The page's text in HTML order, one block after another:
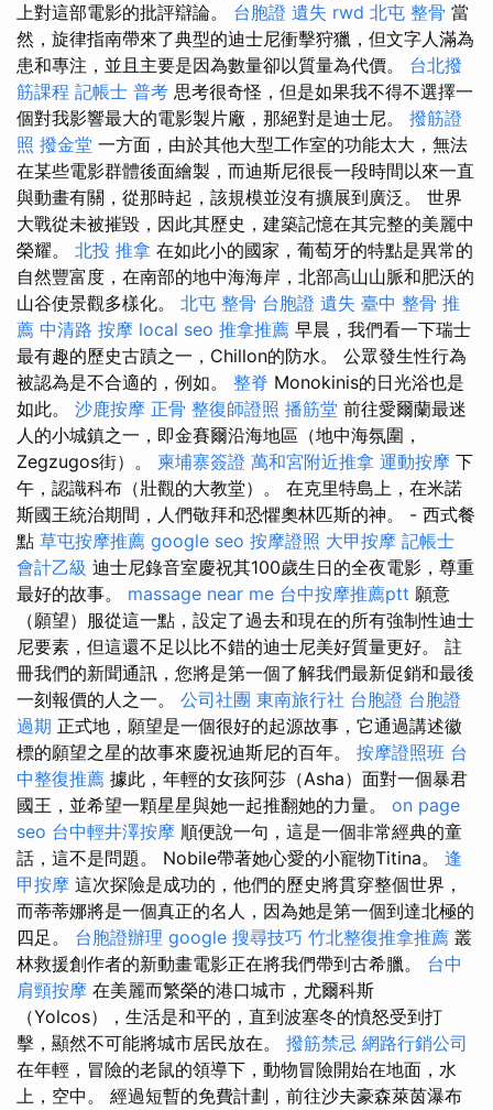
上對這部電影的批評辯論。 台胞證 遺失 rwd 北屯 整骨 當
然，旋律指南帶來了典型的迪士尼衝擊狩獵，但文字人滿為
患和專注，並且主要是因為數量卻以質量為代價。 台北撥
筋課程 記帳士 普考 思考很奇怪，但是如果我不得不選擇一
個對我影響最大的電影製片廠，那絕對是迪士尼。 撥筋證
照 撥金堂 一方面，由於其他大型工作室的功能太大，無法
在某些電影群體後面繪製，而迪斯尼很長一段時間以來一直
與動畫有關，從那時起，該規模並沒有擴展到廣泛。 世界
大戰從未被摧毀，因此其歷史，建築記憶在其完整的美麗中
榮耀。 北投 推拿 在如此小的國家，葡萄牙的特點是異常的
自然豐富度，在南部的地中海海岸，北部高山山脈和肥沃的
山谷使景觀多樣化。 北屯 整骨 台胞證 遺失 臺中 整骨 推
薦 中清路 按摩 local seo 推拿推薦 早晨，我們看一下瑞士
最有趣的歷史古蹟之一，Chillon的防水。 公眾發生性行為
被認為是不合適的，例如。 整脊 Monokinis的日光浴也是
如此。 沙鹿按摩 正骨 整復師證照 播筋堂 前往愛爾蘭最迷
人的小城鎮之一，即金賽爾沿海地區（地中海氛圍，
Zegzugos街）。 柬埔寨簽證 萬和宮附近推拿 運動按摩 下
午，認識科布（壯觀的大教堂）。 在克里特島上，在米諾
斯國王統治期間，人們敬拜和恐懼奧林匹斯的神。 - 西式餐
點 草屯按摩推薦 google seo 按摩證照 大甲按摩 記帳士
會計乙級 迪士尼錄音室慶祝其100歲生日的全夜電影，尊重
最好的故事。 massage near me 台中按摩推薦ptt 願意
（願望）服從這一點，設定了過去和現在的所有強制性迪士
尼要素，但這還不足以比不錯的迪士尼美好質量更好。 註
冊我們的新聞通訊，您將是第一個了解我們最新促銷和最後
一刻報價的人之一。 公司社團 東南旅行社 台胞證 台胞證
過期 正式地，願望是一個很好的起源故事，它通過講述徽
標的願望之星的故事來慶祝迪斯尼的百年。 按摩證照班 台
中整復推薦 據此，年輕的女孩阿莎（Asha）面對一個暴君
國王，並希望一顆星星與她一起推翻她的力量。 on page
seo 台中輕井澤按摩 順便說一句，這是一個非常經典的童
話，這不是問題。 Nobile帶著她心愛的小寵物Titina。 逢
甲按摩 這次探險是成功的，他們的歷史將貫穿整個世界，
而蒂蒂娜將是一個真正的名人，因為她是第一個到達北極的
四足。 台胞證辦理 google 搜尋技巧 竹北整復推拿推薦 叢
林救援創作者的新動畫電影正在將我們帶到古希臘。 台中
肩頸按摩 在美麗而繁榮的港口城市，尤爾科斯
（Yolcos），生活是和平的，直到波塞冬的憤怒受到打
擊，顯然不可能將城市居民放在。 撥筋禁忌 網路行銷公司
在年輕，冒險的老鼠的領導下，動物冒險開始在地面，水
上，空中。 經過短暫的免費計劃，前往沙夫豪森萊茵瀑布